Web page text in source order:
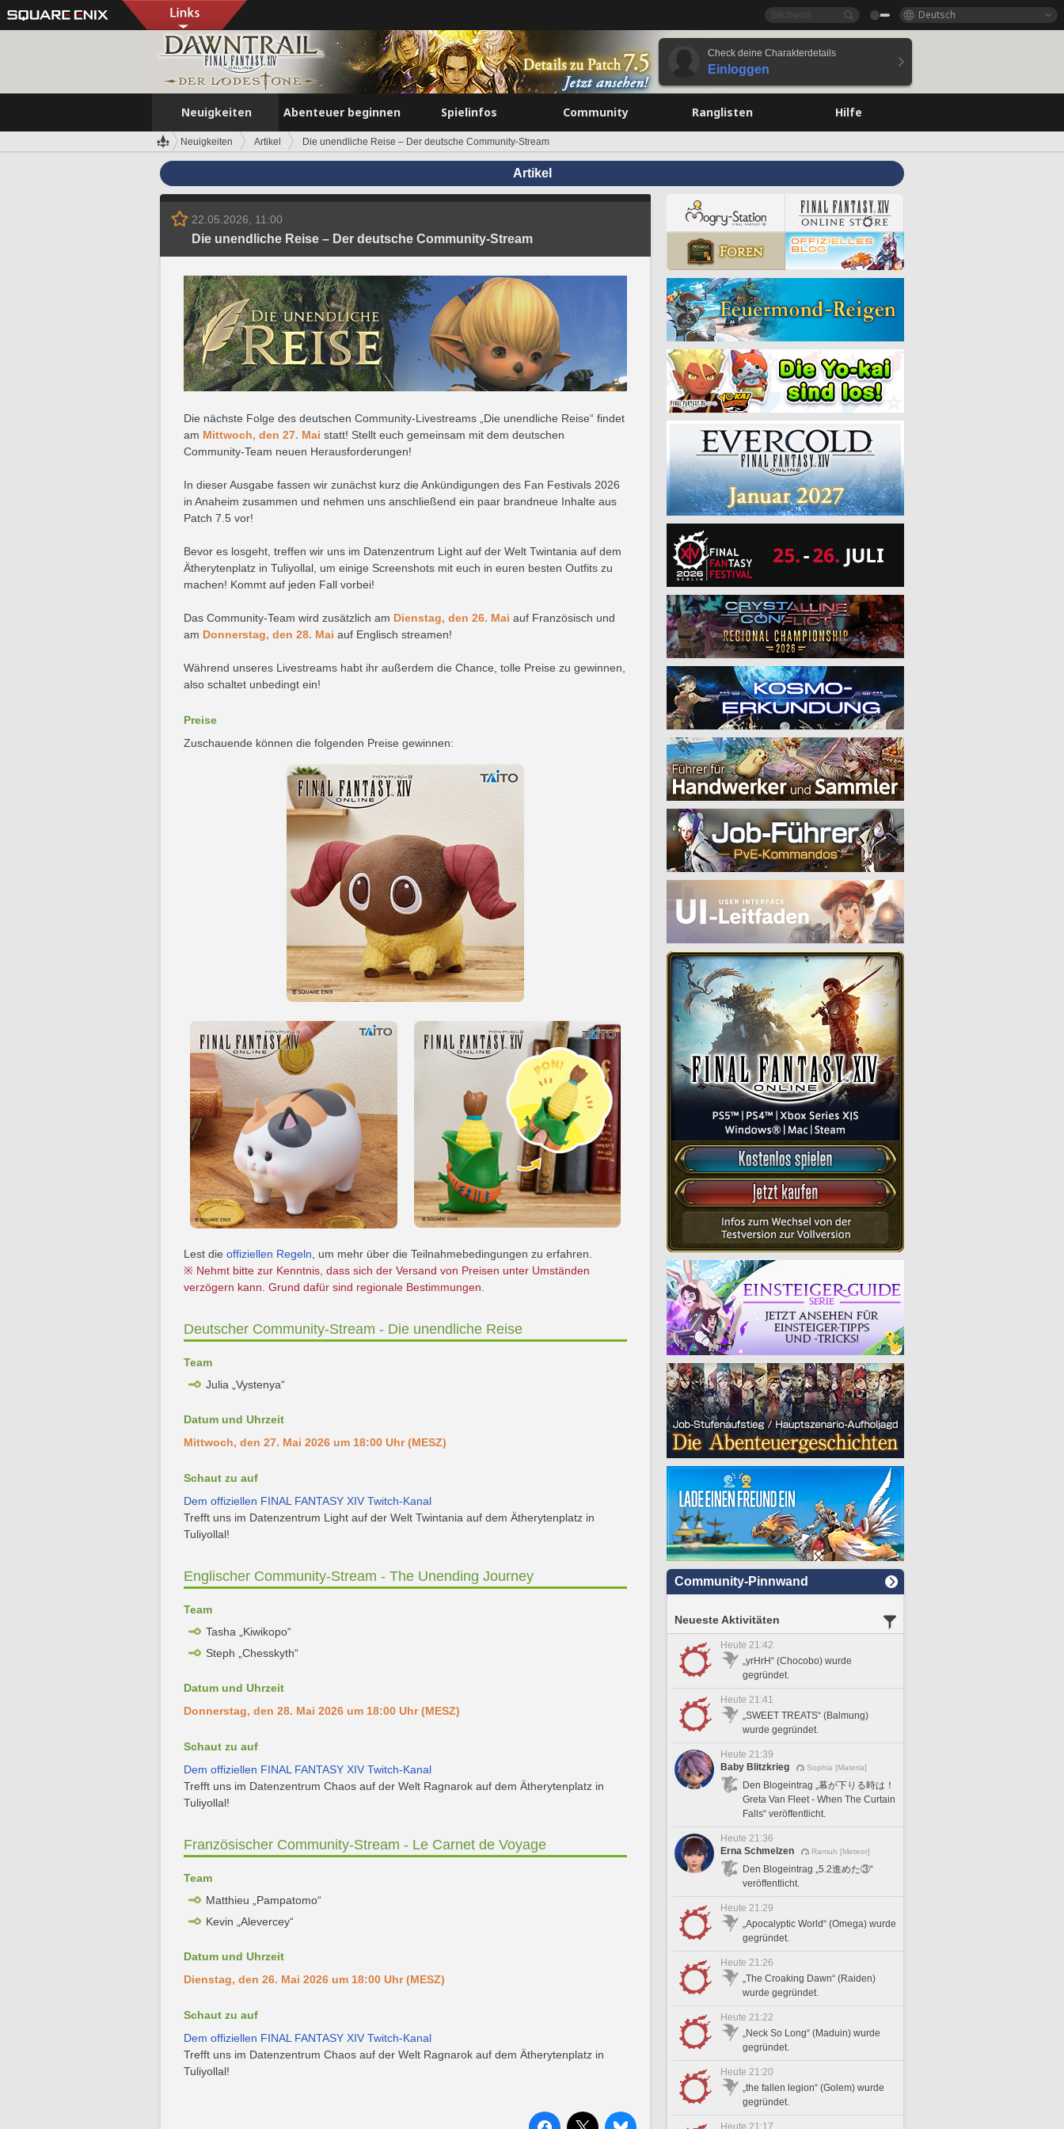
Deutsch
Check deine Charakterdetails
Einloggen
Neuigkeiten Abenteuer beginnen Spielinfos Community Ranglisten Hilfe
Neuigkeiten Artikel Die unendliche Reise – Der deutsche Community-Stream
Artikel
22.05.2026, 11:00
Die unendliche Reise – Der deutsche Community-Stream
Die nächste Folge des deutschen Community-Livestreams „Die unendliche Reise“ findet
am Mittwoch, den 27. Mai statt! Stellt euch gemeinsam mit dem deutschen
Community-Team neuen Herausforderungen!
In dieser Ausgabe fassen wir zunächst kurz die Ankündigungen des Fan Festivals 2026
in Anaheim zusammen und nehmen uns anschließend ein paar brandneue Inhalte aus
Patch 7.5 vor!
Bevor es losgeht, treffen wir uns im Datenzentrum Light auf der Welt Twintania auf dem
Ätherytenplatz in Tuliyollal, um einige Screenshots mit euch in euren besten Outfits zu
machen! Kommt auf jeden Fall vorbei!
Das Community-Team wird zusätzlich am Dienstag, den 26. Mai auf Französisch und
am Donnerstag, den 28. Mai auf Englisch streamen!
Während unseres Livestreams habt ihr außerdem die Chance, tolle Preise zu gewinnen,
also schaltet unbedingt ein!
Preise
Zuschauende können die folgenden Preise gewinnen:
Lest die offiziellen Regeln, um mehr über die Teilnahmebedingungen zu erfahren.
※ Nehmt bitte zur Kenntnis, dass sich der Versand von Preisen unter Umständen
verzögern kann. Grund dafür sind regionale Bestimmungen.
Deutscher Community-Stream - Die unendliche Reise
Team
Julia „Vystenya“
Datum und Uhrzeit
Mittwoch, den 27. Mai 2026 um 18:00 Uhr (MESZ)
Schaut zu auf
Dem offiziellen FINAL FANTASY XIV Twitch-Kanal
Trefft uns im Datenzentrum Light auf der Welt Twintania auf dem Ätherytenplatz in
Tuliyollal!
Englischer Community-Stream - The Unending Journey
Team
Tasha „Kiwikopo“
Steph „Chesskyth“
Datum und Uhrzeit
Donnerstag, den 28. Mai 2026 um 18:00 Uhr (MESZ)
Schaut zu auf
Dem offiziellen FINAL FANTASY XIV Twitch-Kanal
Trefft uns im Datenzentrum Chaos auf der Welt Ragnarok auf dem Ätherytenplatz in
Tuliyollal!
Französischer Community-Stream - Le Carnet de Voyage
Team
Matthieu „Pampatomo“
Kevin „Alevercey“
Datum und Uhrzeit
Dienstag, den 26. Mai 2026 um 18:00 Uhr (MESZ)
Schaut zu auf
Dem offiziellen FINAL FANTASY XIV Twitch-Kanal
Trefft uns im Datenzentrum Chaos auf der Welt Ragnarok auf dem Ätherytenplatz in
Tuliyollal!
Community-Pinnwand
Neueste Aktivitäten
Heute 21:42
„yrHrH“ (Chocobo) wurde
gegründet.
Heute 21:41
„SWEET TREATS“ (Balmung)
wurde gegründet.
Heute 21:39
Baby Blitzkrieg
Sophia [Materia]
Den Blogeintrag „幕が下りる時は！
Greta Van Fleet - When The Curtain
Falls“ veröffentlicht.
Heute 21:36
Erna Schmelzen
Ramuh [Meteor]
Den Blogeintrag „5.2進めた③“
veröffentlicht.
Heute 21:29
„Apocalyptic World“ (Omega) wurde
gegründet.
Heute 21:26
„The Croaking Dawn“ (Raiden)
wurde gegründet.
Heute 21:22
„Neck So Long“ (Maduin) wurde
gegründet.
Heute 21:20
„the fallen legion“ (Golem) wurde
gegründet.
Heute 21:17